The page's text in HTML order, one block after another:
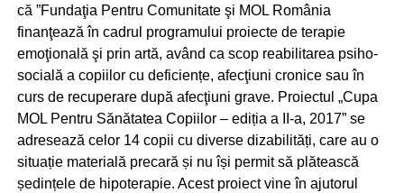
că ”Fundaţia Pentru Comunitate şi MOL România
finanţează în cadrul programului proiecte de terapie
emoţională şi prin artă, având ca scop reabilitarea psiho-
socială a copiilor cu deficiențe, afecţiuni cronice sau în
curs de recuperare după afecţiuni grave. Proiectul „Cupa
MOL Pentru Sănătatea Copiilor – ediția a II-a, 2017” se
adresează celor 14 copii cu diverse dizabilități, care au o
situație materială precară și nu își permit să plătească
ședințele de hipoterapie. Acest proiect vine în ajutorul